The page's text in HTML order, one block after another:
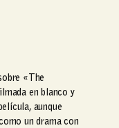
«The
en blanco y
aunque
un drama con